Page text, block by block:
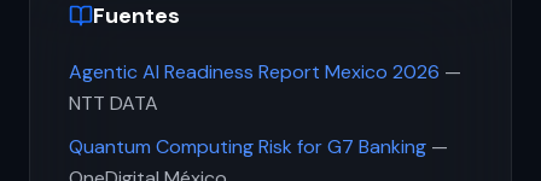
Fuentes
Agentic AI Readiness Report Mexico 2026 —
NTT DATA
Quantum Computing Risk for G7 Banking —